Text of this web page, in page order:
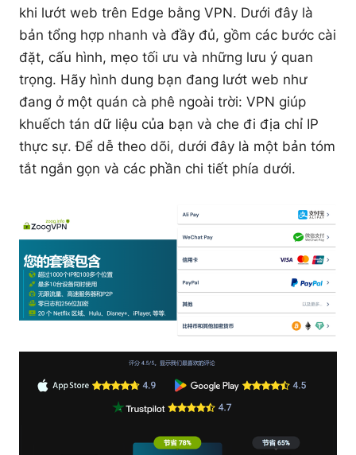
khi lướt web trên Edge bằng VPN. Dưới đây là
bản tổng hợp nhanh và đầy đủ, gồm các bước cài
đặt, cấu hình, mẹo tối ưu và những lưu ý quan
trọng. Hãy hình dung bạn đang lướt web như
đang ở một quán cà phê ngoài trời: VPN giúp
khuếch tán dữ liệu của bạn và che đi địa chỉ IP
thực sự. Để dễ theo dõi, dưới đây là một bản tóm
tắt ngắn gọn và các phần chi tiết phía dưới.